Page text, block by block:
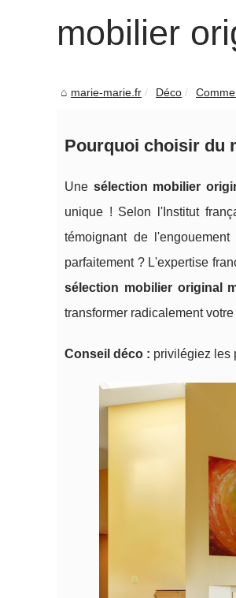
mobilier
marie-marie.fr Déco
Pourquoi choisir du
Une sélection mobilier
unique ! Selon l'Institut
témoignant de
parfaitement ? L'expertise
sélection mobilier original
transformer radicalement votre
Conseil déco : privilégiez les